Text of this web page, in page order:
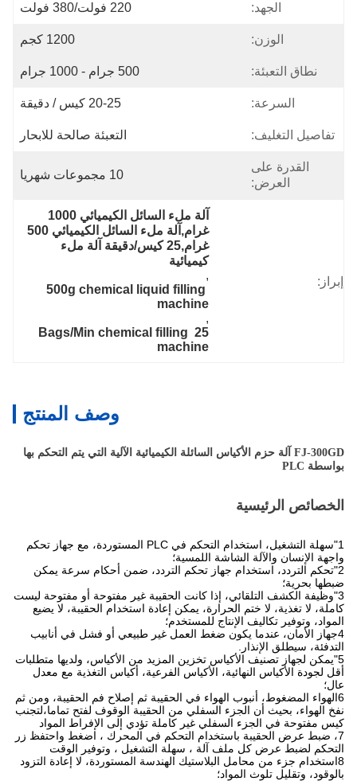
الجهد: 220 فولت/380 فولت
الوزن: 1200 كجم
نطاق التعبئة: 500 جرام - 1000 جرام
السرعة: 20-25 كيس / دقيقة
تفاصيل التغليف: التعبئة صالحة للابحار
القدرة على
العرض:
10 مجموعات شهريا
إبراز:
آلة ملء السائل الكيميائي 1000
غرام,آلة ملء السائل الكيميائي 500
غرام,25 كيس/دقيقة آلة ملء
كيميائية
,
500g chemical liquid filling
machine
,
25 Bags/Min chemical filling
machine
وصف المنتج
FJ-300GD آلة حزم الأكياس السائلة الكيميائية الآلية التي يتم التحكم بها
بواسطة PLC
الخصائص الرئيسية
1"سهلة التشغيل، استخدام التحكم في PLC المستوردة، مع جهاز تحكم
واجهة الإنسان والآلة الشاشة اللمسية؛
2"تحكم التردد، استخدام جهاز تحكم التردد، ضمن أحكام سرعة يمكن
ضبطها بحرية؛
3"وظيفة الكشف التلقائي، إذا كانت الحقيبة غير مفتوحة أو مفتوحة ليست
كاملة، لا تغذية، لا ختم الحرارة، يمكن إعادة استخدام الحقيبة، لا يضيع
المواد، وتوفير تكاليف الإنتاج للمستخدم؛
4جهاز الأمان، عندما يكون ضغط العمل غير طبيعي أو فشل في أنابيب
التدفئة، سيطلق الإنذار.
5"يمكن لجهاز تصنيف الأكياس تخزين المزيد من الأكياس، ولديها متطلبات
أقل لجودة الأكياس النهائية، الأكياس الفرعية، أكياس التغذية مع معدل
عال؛
6الهواء المضغوط، أنبوب الهواء في الحقيبة ثم إصلاح فم الحقيبة، ومن ثم
نفخ الهواء، بحيث أن الجزء السفلي من الحقيبة الوقوف لفتح تماما،لتجنب
كيس مفتوحة في الجزء السفلي غير كاملة تؤدي إلى الإفراط المواد
7، ضبط عرض الحقيبة باستخدام التحكم في المحرك ، اضغط واحتفظ زر
التحكم لضبط عرض كل ملف آلة ، سهلة التشغيل ، وتوفير الوقت
8استخدام جزء من محامل البلاستيك الهندسة المستوردة، لا إعادة التزود
بالوقود، وتقليل تلوث المواد؛